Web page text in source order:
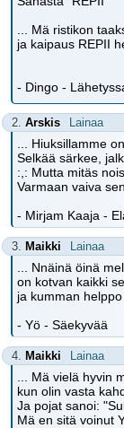
... Mä ristikon
ja kaipaus REPII
- Dingo -
2. Arskis Lainaa
... Hiuksillamme
Selkää särkee,
:,: Mutta mitäs
Varmaan vaiva
- Mirjam Kaaja -
3. Maikki Lainaa
... Nnäinä öinä
on kotvan kaikki
ja kumman helppo
- Yö - Säekyvää
4. Maikki Lainaa
... Mä vielä hyvin
kun olin vasta
Ja pojat sanoi:
Mä en sitä voinut